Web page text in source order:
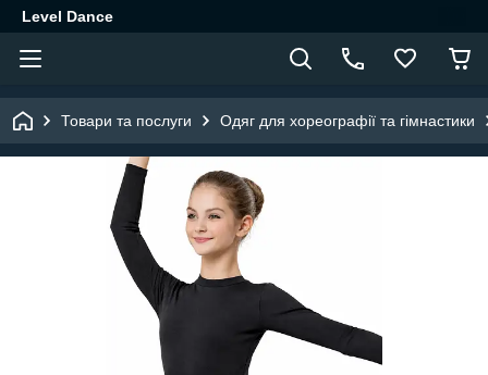
Level Dance
Товари та послуги Одяг для хореографії та гімнастики